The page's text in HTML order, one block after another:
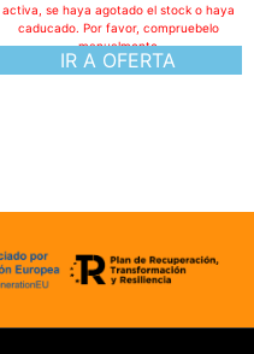
IR A OFERTA
activa, se haya agotado el stock o haya
caducado. Por favor, compruebelo
manualmente